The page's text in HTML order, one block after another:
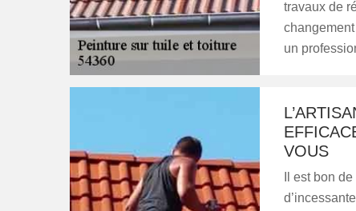
travaux de
un
VOUS
Il est bon